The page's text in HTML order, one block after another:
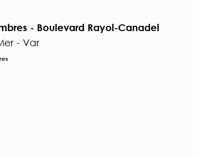
- Boulevard Rayol-Canadel
- Var